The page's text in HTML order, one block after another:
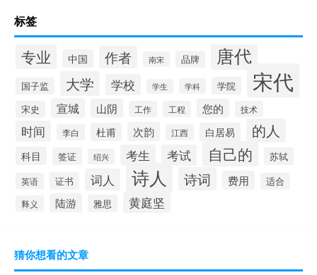
标签
专业 中国 作者 南宋 品牌 唐代
国子监 大学 学校 学生 学科 学院 宋代
宋史 宣城 山阴 工作 工程 您的 技术
时间 李白 杜甫 次韵 江西 白居易 的人
科目 签证 绍兴 考生 考试 自己的 苏轼
英语 证书 词人 诗人 诗词 费用 适合
释义 陆游 雅思 黄庭坚
猜你想看的文章